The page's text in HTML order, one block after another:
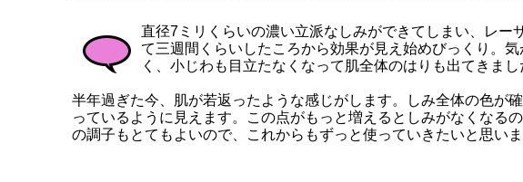
直径7ミリくらいの濃い立派なしみができてしまい、レ
て三週間くらいしたころから効果が見え始めびっくり。
く、小じわも目立たなくなって肌全体のはりも出てきまし
半年過ぎた今、肌が若返ったような感じがします。しみ全体の色が
っているように見えます。この点がもっと増えるとしみがなくなる
の調子もとてもよいので、これからもずっと使っていきたいと思い